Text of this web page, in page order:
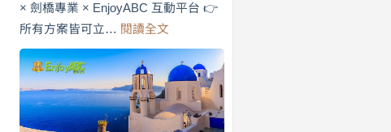
× 劍橋專業 × EnjoyABC 互動平台 👉
所有方案皆可立… 閱讀全文
費
7
天
說
英